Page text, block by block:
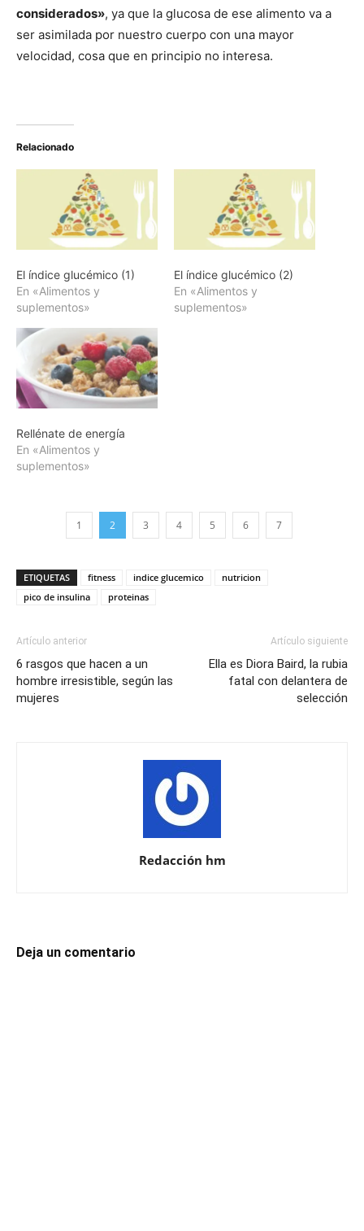
considerados», ya que la glucosa de ese alimento va a
ser asimilada por nuestro cuerpo con una mayor
velocidad, cosa que en principio no interesa.
Relacionado
El índice glucémico (1)
En «Alimentos y
suplementos»
El índice glucémico (2)
En «Alimentos y
suplementos»
Rellénate de energía
En «Alimentos y
suplementos»
1 2 3 4 5 6 7
ETIQUETAS fitness indice glucemico
nutricion
pico de insulina
proteinas
Artículo anterior
6 rasgos que hacen a un
hombre irresistible, según las
mujeres
Artículo siguiente
Ella es Diora Baird, la rubia
fatal con delantera de
selección
Redacción hm
Deja un comentario